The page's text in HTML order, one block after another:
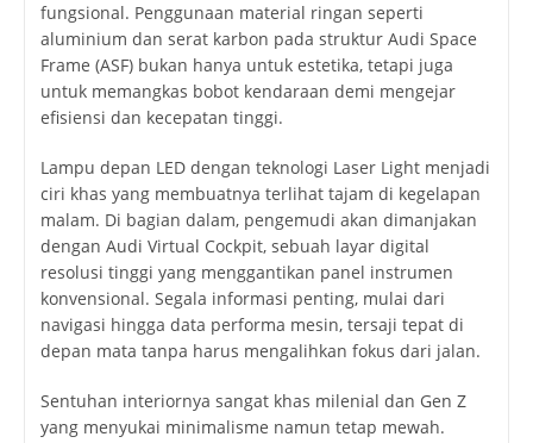
fungsional. Penggunaan material ringan seperti
aluminium dan serat karbon pada struktur Audi Space
Frame (ASF) bukan hanya untuk estetika, tetapi juga
untuk memangkas bobot kendaraan demi mengejar
efisiensi dan kecepatan tinggi.
Lampu depan LED dengan teknologi Laser Light menjadi
ciri khas yang membuatnya terlihat tajam di kegelapan
malam. Di bagian dalam, pengemudi akan dimanjakan
dengan Audi Virtual Cockpit, sebuah layar digital
resolusi tinggi yang menggantikan panel instrumen
konvensional. Segala informasi penting, mulai dari
navigasi hingga data performa mesin, tersaji tepat di
depan mata tanpa harus mengalihkan fokus dari jalan.
Sentuhan interiornya sangat khas milenial dan Gen Z
yang menyukai minimalisme namun tetap mewah.